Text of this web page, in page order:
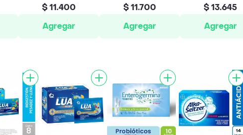
$ 11.400
Agregar
$ 11.700
Agregar
$ 13.645
Agregar